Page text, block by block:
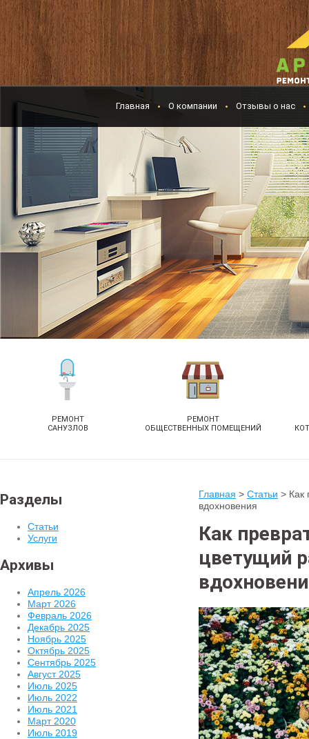
Главная О компании Отзывы о нас
РЕМОНТ
САНУЗЛОВ
РЕМОНТ
ОБЩЕСТВЕННЫХ ПОМЕЩЕНИЙ
Разделы
Статьи
Услуги
Архивы
Апрель 2026
Март 2026
Февраль 2026
Декабрь 2025
Ноябрь 2025
Октябрь 2025
Сентябрь 2025
Август 2025
Июль 2025
Июль 2022
Июль 2021
Март 2020
Июль 2019
Главная > Статьи > Как
вдохновения
Как
цветущий